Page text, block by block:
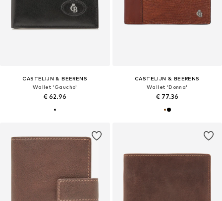
CASTELIJN & BEERENS
Wallet 'Gaucho'
€ 62.96
CASTELIJN & BEERENS
Wallet 'Donna'
€ 77.36